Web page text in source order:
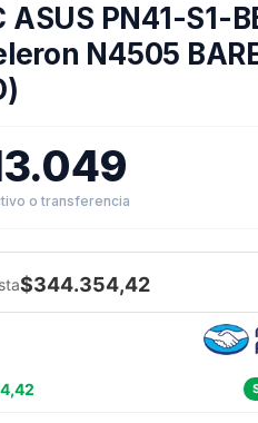
ASUS PN41-S1-
N4505
o transferencia
$344.354,42